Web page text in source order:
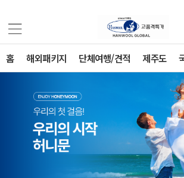
홈 해외패키지 단체여행/견적 제주도